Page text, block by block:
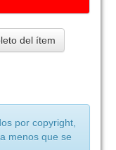
del ítem
por copyright,
menos que se